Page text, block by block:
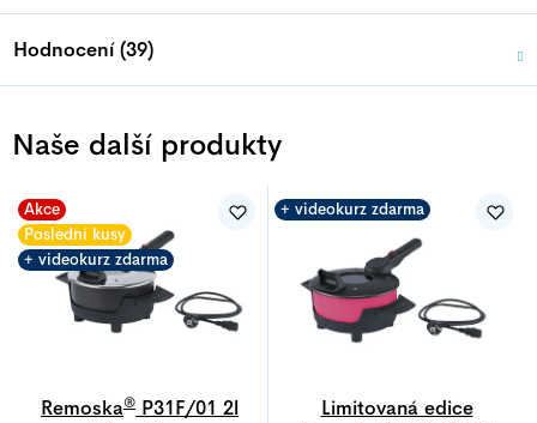
Hodnocení (39)
Naše další produkty
Akce
Poslední kusy
+ videokurz zdarma
Remoska® P31F/01 2l
+ videokurz zdarma
Limitovaná edice